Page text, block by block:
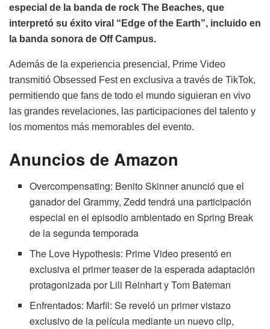
especial de la banda de rock The Beaches, que
interpretó su éxito viral “Edge of the Earth”, incluido en
la banda sonora de Off Campus.
Además de la experiencia presencial, Prime Video
transmitió Obsessed Fest en exclusiva a través de TikTok,
permitiendo que fans de todo el mundo siguieran en vivo
las grandes revelaciones, las participaciones del talento y
los momentos más memorables del evento.
Anuncios de Amazon
Overcompensating: Benito Skinner anunció que el
ganador del Grammy, Zedd tendrá una participación
especial en el episodio ambientado en Spring Break
de la segunda temporada
The Love Hypothesis: Prime Video presentó en
exclusiva el primer teaser de la esperada adaptación
protagonizada por Lili Reinhart y Tom Bateman
Enfrentados: Marfil: Se reveló un primer vistazo
exclusivo de la película mediante un nuevo clip,